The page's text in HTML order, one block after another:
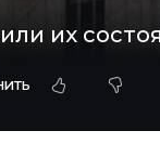
их